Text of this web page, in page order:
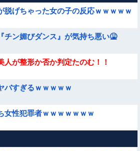
脱げちゃった女の子の反応ｗｗｗｗｗ
チン媚びダンス』が気持ち悪い🤮
人が整形か否か判定たのむ！！
バすぎるｗｗｗｗｗ
女性犯罪者ｗｗｗｗｗｗｗ
って、パパが隣りの車両いる。。。」